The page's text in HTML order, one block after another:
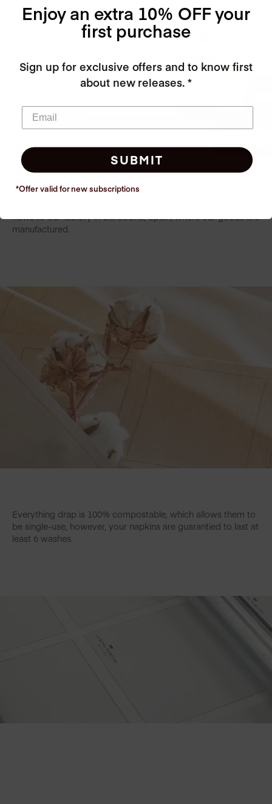
flows to our factory in Barcelona, Spain, where our goods are
manufactured.
Everything drap is 100% compostable, which allows them to
be single-use, however, your napkins are guarantied to last at
least 6 washes.
Enjoy an extra 10% OFF your
first purchase
Sign up for exclusive offers and to know first
about new releases. *
SUBMIT
*Offer valid for newsubscriptions